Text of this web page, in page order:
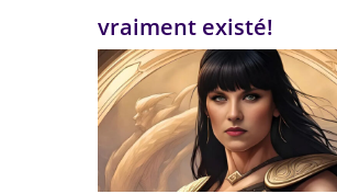
vraiment existé!